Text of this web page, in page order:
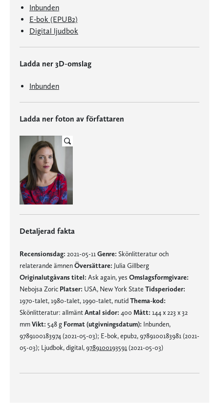
Inbunden
E-bok (EPUB2)
Digital ljudbok
Ladda ner 3D-omslag
Inbunden
Ladda ner foton av författaren
Detaljerad fakta
Recensionsdag: 2021-05-11 Genre: Skönlitteratur och
relaterande ämnenÖversättare: Julia Gillberg
Originalutgåvans titel: Ask again, yes Omslagsformgivare:
Nebojsa Zoric Platser: USA, New York State Tidsperioder:
1970-talet, 1980-talet, 1990-talet, nutidThema-kod:
Skönlitteratur: allmäntAntal sidor: 400 Mått: 144 x 223 x 32
mmVikt: 548 g Format (utgivningsdatum): Inbunden,
9789100183974 (2021-05-03); E-bok, epub2, 9789100183981 (2021-
05-03); Ljudbok, digital,9789100193591 (2021-05-03)